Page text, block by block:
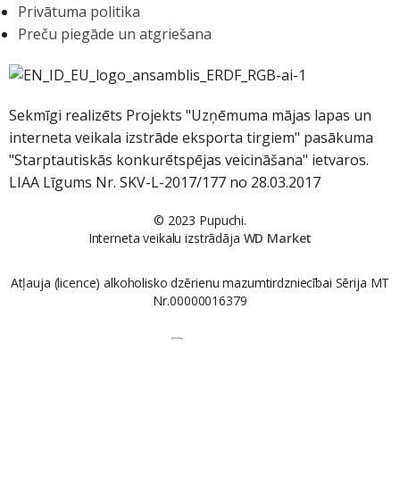
Privātuma politika
Preču piegāde un atgriešana
Sekmīgi realizēts Projekts "Uzņēmuma mājas lapas un
interneta veikala izstrāde eksporta tirgiem" pasākuma
"Starptautiskās konkurētspējas veicināšana" ietvaros.
LIAA Līgums Nr. SKV-L-2017/177 no 28.03.2017
© 2023 Pupuchi.
Interneta veikalu izstrādāja WD Market
Atļauja (licence) alkoholisko dzērienu mazumtirdzniecībai Sērija MT
Nr.00000016379